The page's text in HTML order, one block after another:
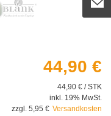
44,90 €
44,90 € / STK
inkl. 19% MwSt.
zzgl. 5,95 € Versandkosten